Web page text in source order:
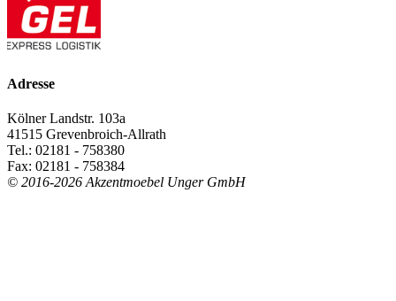
Adresse
Kölner Landstr. 103a
41515 Grevenbroich-Allrath
Tel.: 02181 - 758380
Fax: 02181 - 758384
© 2016-2026 Akzentmoebel Unger GmbH